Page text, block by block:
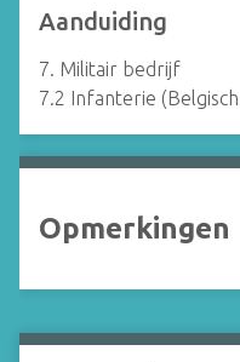
Aanduiding
7. Militair bedrijf
7.2 Infanterie
Opmerkingen